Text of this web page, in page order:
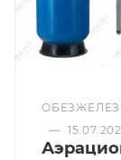
—